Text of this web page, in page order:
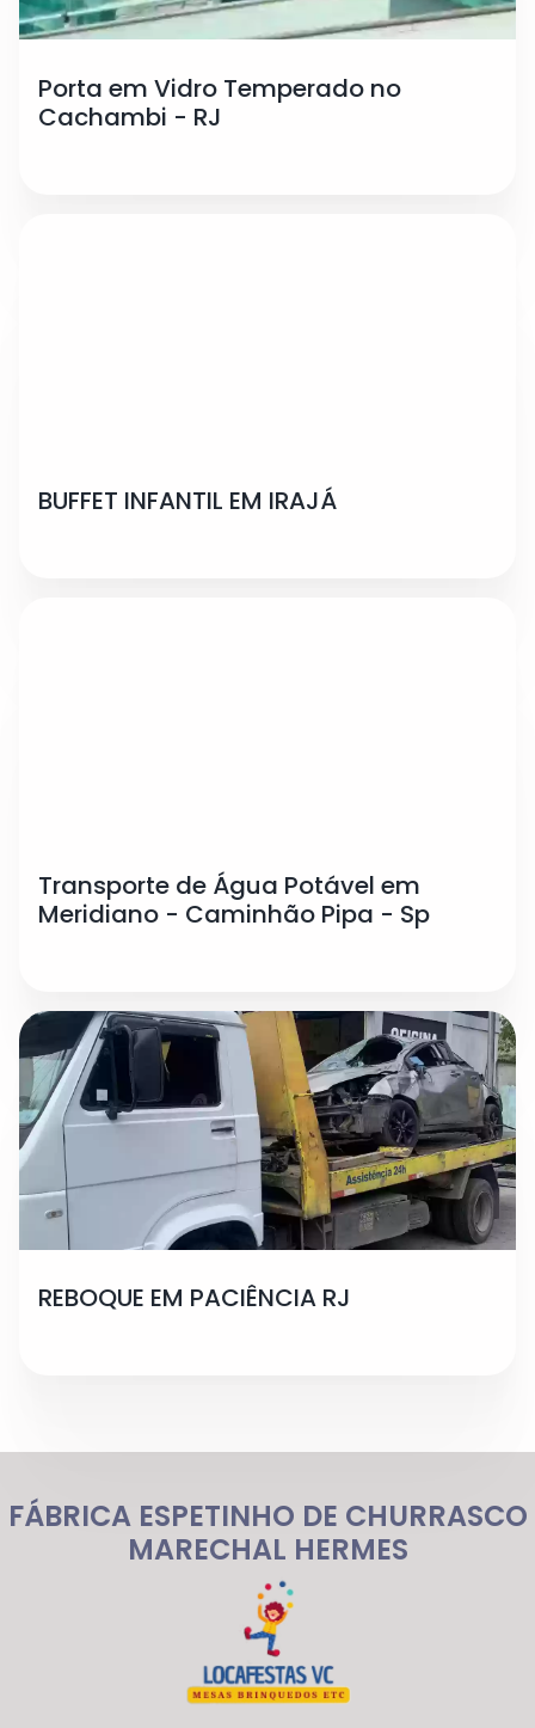
Porta em Vidro Temperado no
Cachambi - RJ
BUFFET INFANTIL EM IRAJÁ
Transporte de Água Potável em
Meridiano - Caminhão Pipa - Sp
REBOQUE EM PACIÊNCIA RJ
FÁBRICA ESPETINHO DE CHURRASCO
MARECHAL HERMES